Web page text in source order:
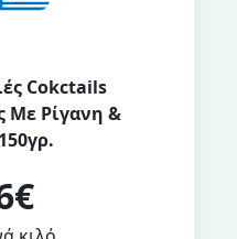
Cokctails
Με Ρίγανη &